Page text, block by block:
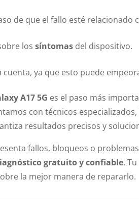
de que el fallo esté relacionado
lossíntomas del dispositivo.
ya que esto puede
A17 5G es el paso más
con técnicos
resultados precisos y
fallos, bloqueos o
gratuito y confiable.
la mejor manera de repararlo.